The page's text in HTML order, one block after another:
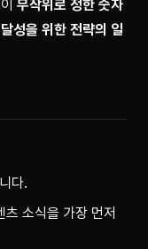
무작위로 정한 숫자
성을 위한 전략의 일
다.
소식을 가장 먼저